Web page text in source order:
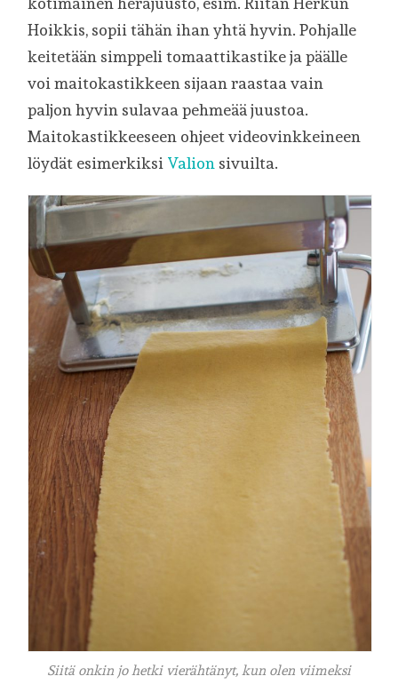
Hoikkis, sopii tähän ihan yhtä hyvin. Pohjalle
keitetään simppeli tomaattikastike ja päälle
voi maitokastikkeen sijaan raastaa vain
paljon hyvin sulavaa pehmeää juustoa.
Maitokastikkeeseen ohjeet videovinkkeineen
löydät esimerkiksi Valion sivuilta.
Siitä onkin jo hetki vierähtänyt, kun olen viimeksi